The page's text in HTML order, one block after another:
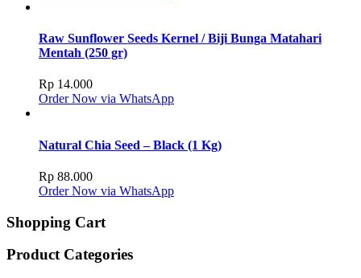
Raw Sunflower Seeds Kernel / Biji Bunga Matahari
Mentah (250 gr)
Rp 14.000
Order Now via WhatsApp
Natural Chia Seed – Black (1 Kg)
Rp 88.000
Order Now via WhatsApp
Shopping Cart
Product Categories